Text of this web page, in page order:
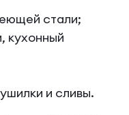
стали;
кухонный
и сливы.